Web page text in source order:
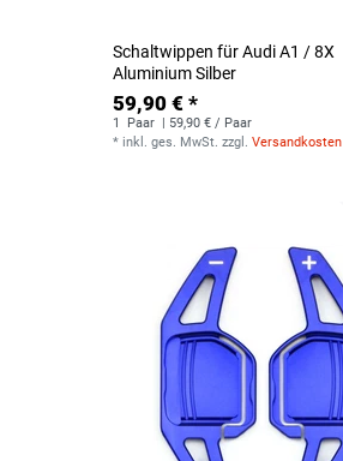
Schaltwippen für Audi A1 / 8X
Aluminium Silber
59,90 € *
1 Paar | 59,90 € / Paar
* inkl. ges. MwSt. zzgl.Versandkosten